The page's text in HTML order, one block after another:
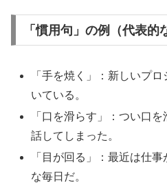
「慣用句」の例（代表的
「手を焼く」：新しいプ
いている。
「口を滑らす」：つい口
話してしまった。
「目が回る」：最近は仕
な毎日だ。